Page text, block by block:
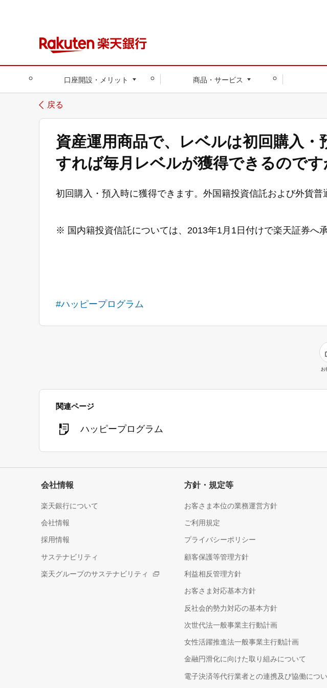
口座開設・メリット 商品・サービス
戻る
資産運用商品で、レベルは初回購入
すれば毎月レベルが獲得できるのです
初回購入・預入時に獲得できます。外国籍投資信託および外貨
※ 国内籍投資信託については、2013年1月1日付けで楽天証券へ
#ハッピープログラム
お
関連ページ
ハッピープログラム
会社情報
楽天銀行について
会社情報
採用情報
サステナビリティ
楽天グループのサステナビリティ
方針・規定等
お客さま本位の業務運営方針
ご利用規定
プライバシーポリシー
顧客保護等管理方針
利益相反管理方針
お客さま対応基本方針
反社会的勢力対応の基本方針
次世代法一般事業主行動計画
女性活躍推進法一般事業主行動計画
金融円滑化に向けた取り組みについて
電子決済等代行業者との連携及び協働につ